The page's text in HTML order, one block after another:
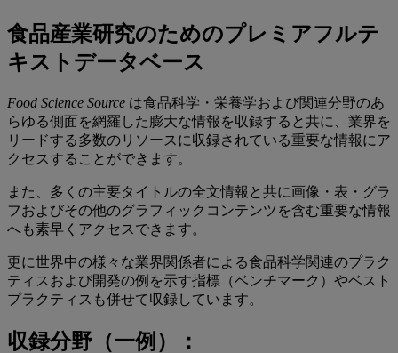
食品産業研究のためのプレミアフルテ
キストデータベース
Food Science Source は食品科学・栄養学および関連分野のあ
らゆる側面を網羅した膨大な情報を収録すると共に、業界を
リードする多数のリソースに収録されている重要な情報にア
クセスすることができます。
また、多くの主要タイトルの全文情報と共に画像・表・グラ
フおよびその他のグラフィックコンテンツを含む重要な情報
へも素早くアクセスできます。
更に世界中の様々な業界関係者による食品科学関連のプラク
ティスおよび開発の例を示す指標（ベンチマーク）やベスト
プラクティスも併せて収録しています。
収録分野（一例）：